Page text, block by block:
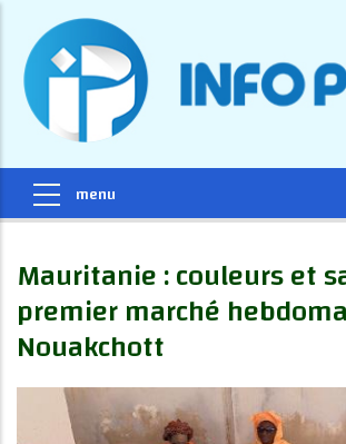
Mauritanie : couleurs et
premier marché
Nouakchott